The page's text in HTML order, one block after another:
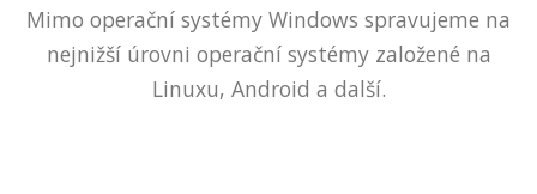
Mimo operační systémy Windows spravujeme na
nejnižší úrovni operační systémy založené na
Linuxu, Android a další.